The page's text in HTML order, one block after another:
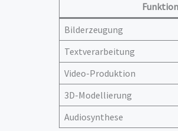
Bilderzeugung
Textverarbeitung
Video-Produktion
3D-Modellierung
Audiosynthese